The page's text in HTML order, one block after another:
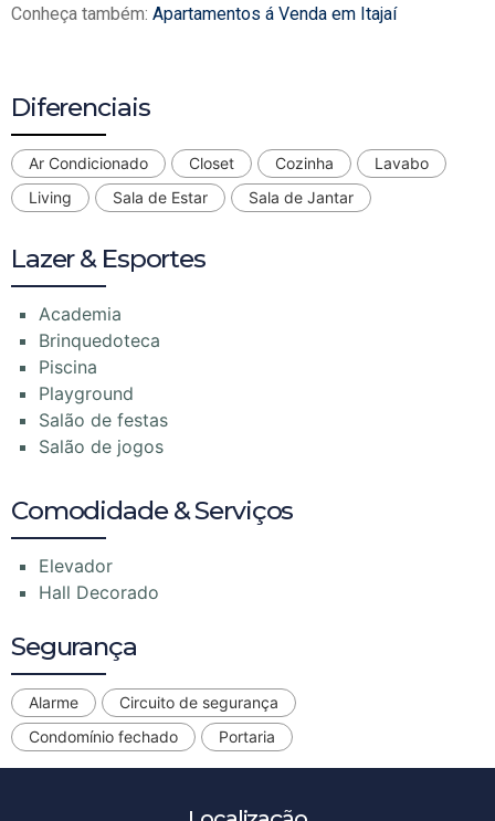
Conheça também: Apartamentos á Venda em Itajaí
Diferenciais
Ar Condicionado Closet Cozinha
Lavabo
Living
Sala de Estar Sala de Jantar
Lazer & Esportes
Academia
Brinquedoteca
Piscina
Playground
Salão de festas
Salão de jogos
Comodidade & Serviços
Elevador
Hall Decorado
Segurança
Alarme
Circuito de segurança
Condomínio fechado
Portaria